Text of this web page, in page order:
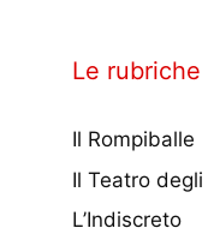
Le
Il Rompiballe
Il Teatro
L’Indiscreto